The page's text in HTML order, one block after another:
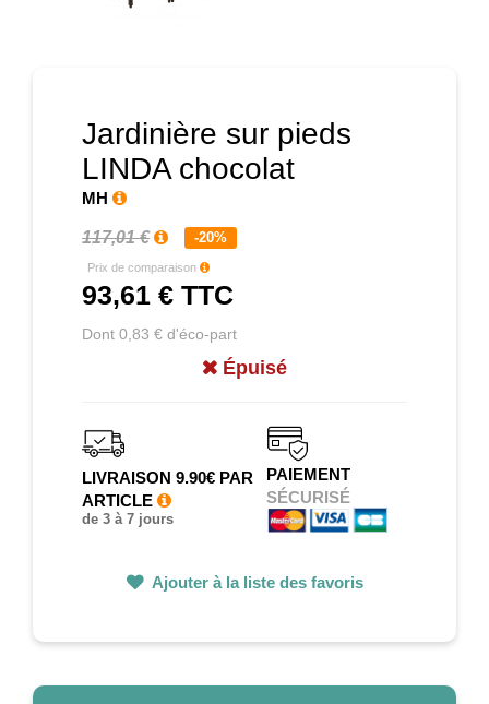
Jardinière sur pieds
LINDA chocolat
MH
117,01 € -20%
Prix de comparaison
93,61 € TTC
Dont 0,83 € d'éco-part
Épuisé
LIVRAISON 9.90€ PAR
ARTICLE
de 3 à 7 jours
PAIEMENT
SÉCURISÉ
Ajouter à la liste des favoris